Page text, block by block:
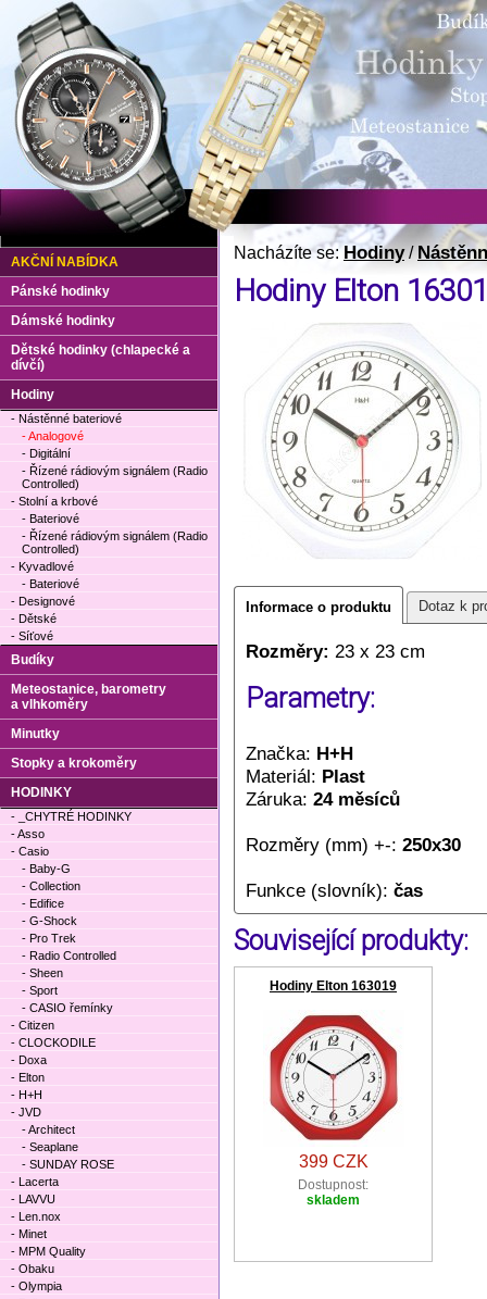
Nacházíte se:Hodiny/
Hodiny Elton
Informace o produktu Dotaz k
Rozměry: 23 x 23 cm
Parametry:
Značka: H+H
Materiál: Plast
Záruka: 24 měsíců
Rozměry (mm) +-: 250x30
Funkce (slovník): čas
Související produkty:
Hodiny Elton 163019
399 CZK
Dostupnost:
skladem
AKČNÍ NABÍDKA
Pánské hodinky
Dámské hodinky
Dětské hodinky (chlapecké a
dívčí)
Hodiny
- Nástěnné bateriové
- Analogové
- Digitální
- Řízené rádiovým signálem (Radio
Controlled)
- Stolní a krbové
- Bateriové
- Řízené rádiovým signálem (Radio
Controlled)
- Kyvadlové
- Bateriové
- Designové
- Dětské
- Síťové
Budíky
Meteostanice, barometry
a vlhkoměry
Minutky
Stopky a krokoměry
HODINKY
- _CHYTRÉ HODINKY
- Asso
- Casio
- Baby-G
- Collection
- Edifice
- G-Shock
- Pro Trek
- Radio Controlled
- Sheen
- Sport
- CASIO řemínky
- Citizen
- CLOCKODILE
- Doxa
- Elton
- H+H
- JVD
- Architect
- Seaplane
- SUNDAY ROSE
- Lacerta
- LAVVU
- Len.nox
- Minet
- MPM Quality
- Obaku
- Olympia